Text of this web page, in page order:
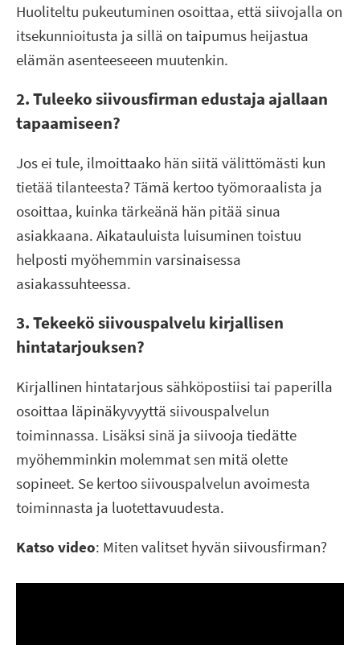
Huoliteltu pukeutuminen osoittaa, että siivojalla on
itsekunnioitusta ja sillä on taipumus heijastua
elämän asenteeseeen muutenkin.
2. Tuleeko siivousfirman edustaja ajallaan
tapaamiseen?
Jos ei tule, ilmoittaako hän siitä välittömästi kun
tietää tilanteesta? Tämä kertoo työmoraalista ja
osoittaa, kuinka tärkeänä hän pitää sinua
asiakkaana. Aikatauluista luisuminen toistuu
helposti myöhemmin varsinaisessa
asiakassuhteessa.
3. Tekeekö siivouspalvelu kirjallisen
hintatarjouksen?
Kirjallinen hintatarjous sähköpostiisi tai paperilla
osoittaa läpinäkyvyyttä siivouspalvelun
toiminnassa. Lisäksi sinä ja siivooja tiedätte
myöhemminkin molemmat sen mitä olette
sopineet. Se kertoo siivouspalvelun avoimesta
toiminnasta ja luotettavuudesta.
Katso video: Miten valitset hyvän siivousfirman?